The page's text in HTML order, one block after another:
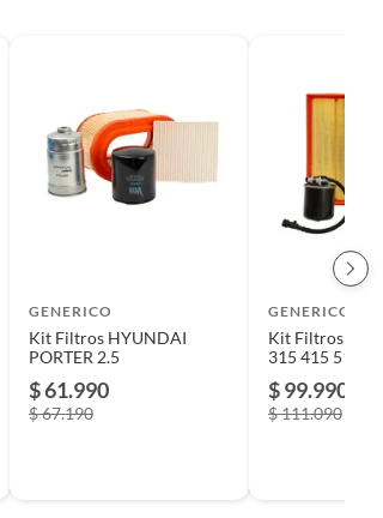
GENERICO
Kit Filtros HYUNDAI
PORTER 2.5
$ 61.990
$ 67.190
GENERICO
Kit Filtros MB
315 415 515
$ 99.990
$ 111.090